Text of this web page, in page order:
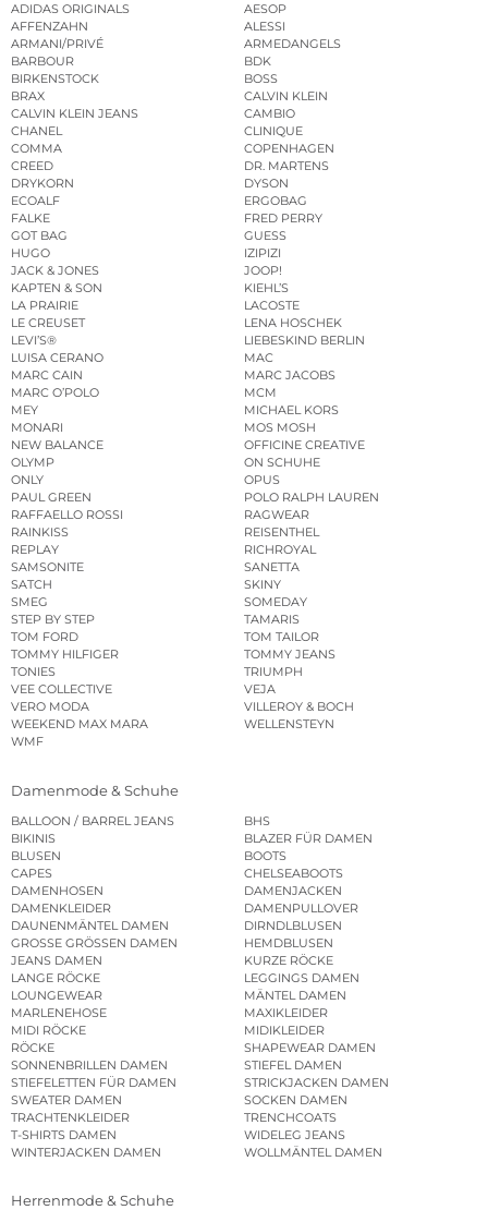
ADIDAS ORIGINALS
AESOP
AFFENZAHN
ALESSI
ARMANI/PRIVÉ
ARMEDANGELS
BARBOUR
BDK
BIRKENSTOCK
BOSS
BRAX
CALVIN KLEIN
CALVIN KLEIN JEANS
CAMBIO
CHANEL
CLINIQUE
COMMA
COPENHAGEN
CREED
DR. MARTENS
DRYKORN
DYSON
ECOALF
ERGOBAG
FALKE
FRED PERRY
GOT BAG
GUESS
HUGO
IZIPIZI
JACK & JONES
JOOP!
KAPTEN & SON
KIEHL’S
LA PRAIRIE
LACOSTE
LE CREUSET
LENA HOSCHEK
LEVI’S®
LIEBESKIND BERLIN
LUISA CERANO
MAC
MARC CAIN
MARC JACOBS
MARC O’POLO
MCM
MEY
MICHAEL KORS
MONARI
MOS MOSH
NEW BALANCE
OFFICINE CREATIVE
OLYMP
ON SCHUHE
ONLY
OPUS
PAUL GREEN
POLO RALPH LAUREN
RAFFAELLO ROSSI
RAGWEAR
RAINKISS
REISENTHEL
REPLAY
RICHROYAL
SAMSONITE
SANETTA
SATCH
SKINY
SMEG
SOMEDAY
STEP BY STEP
TAMARIS
TOM FORD
TOM TAILOR
TOMMY HILFIGER
TOMMY JEANS
TONIES
TRIUMPH
VEE COLLECTIVE
VEJA
VERO MODA
VILLEROY & BOCH
WEEKEND MAX MARA
WELLENSTEYN
WMF
Damenmode & Schuhe
BALLOON / BARREL JEANS
BHS
BIKINIS
BLAZER FÜR DAMEN
BLUSEN
BOOTS
CAPES
CHELSEABOOTS
DAMENHOSEN
DAMENJACKEN
DAMENKLEIDER
DAMENPULLOVER
DAUNENMÄNTEL DAMEN
DIRNDLBLUSEN
GROSSE GRÖSSEN DAMEN
HEMDBLUSEN
JEANS DAMEN
KURZE RÖCKE
LANGE RÖCKE
LEGGINGS DAMEN
LOUNGEWEAR
MÄNTEL DAMEN
MARLENEHOSE
MAXIKLEIDER
MIDI RÖCKE
MIDIKLEIDER
RÖCKE
SHAPEWEAR DAMEN
SONNENBRILLEN DAMEN
STIEFEL DAMEN
STIEFELETTEN FÜR DAMEN
STRICKJACKEN DAMEN
SWEATER DAMEN
SOCKEN DAMEN
TRACHTENKLEIDER
TRENCHCOATS
T-SHIRTS DAMEN
WIDELEG JEANS
WINTERJACKEN DAMEN
WOLLMÄNTEL DAMEN
Herrenmode & Schuhe